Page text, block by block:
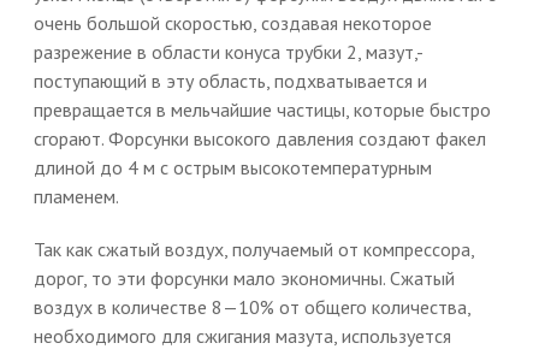
очень большой скоростью, создавая некоторое
разрежение в области конуса трубки 2, мазут,-
поступающий в эту область, подхватывается и
превращается в мельчайшие частицы, которые быстро
сгорают. Форсунки высокого давления создают факел
длиной до 4 м с острым высокотемпературным
пламенем.
Так как сжатый воздух, получаемый от компрессора,
дорог, то эти форсунки мало экономичны. Сжатый
воздух в количестве 8—10% от общего количества,
необходимого для сжигания мазута, используется